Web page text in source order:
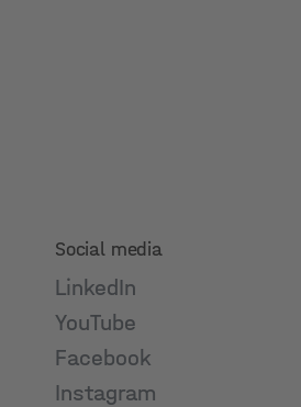
Social media
LinkedIn
YouTube
Facebook
Instagram